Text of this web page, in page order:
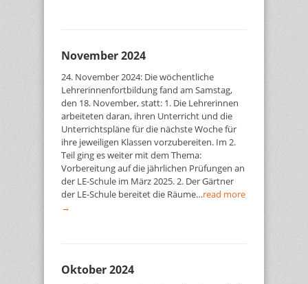
November 2024
24. November 2024: Die wöchentliche
Lehrerinnenfortbildung fand am Samstag,
den 18. November, statt: 1. Die Lehrerinnen
arbeiteten daran, ihren Unterricht und die
Unterrichtspläne für die nächste Woche für
ihre jeweiligen Klassen vorzubereiten. Im 2.
Teil ging es weiter mit dem Thema:
Vorbereitung auf die jährlichen Prüfungen an
der LE-Schule im März 2025. 2. Der Gärtner
der LE-Schule bereitet die Räume…read more
→
Oktober 2024